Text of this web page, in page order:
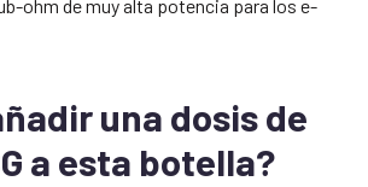
ohm de muy alta potencia para los e-
una dosis de
a esta botella?